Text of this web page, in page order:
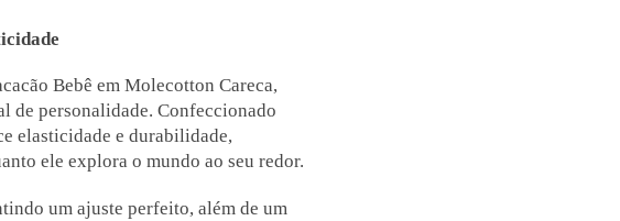
Bebê em Molecotton Careca,
de personalidade. Confeccionado
elasticidade e durabilidade,
ele explora o mundo ao seu redor.
um ajuste perfeito, além de um